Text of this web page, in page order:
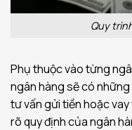
Quy
Phụ thuộc vào từng
ngân hàng sẽ có
tư vấn gửi tiền hoặc
rõ quy định của ngân